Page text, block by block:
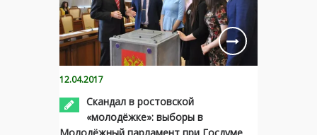
12.04.2017
Скандал в ростовской
«молодёжке»: выборы в